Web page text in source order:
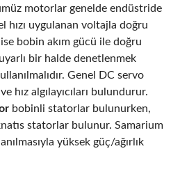
motorlar genelde endüstride
hızı uygulanan voltajla doğru
ise bobin akım gücü ile doğru
bir halde denetlenmek
Genel DC servo
hız algılayıcıları bulundurur.
bobinli statorlar bulunurken,
statorlar bulunur. Samarium
yüksek güç/ağırlık